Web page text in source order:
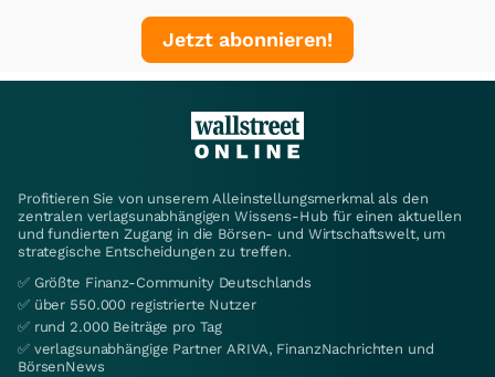
Jetzt abonnieren!
Profitieren Sie von unserem Alleinstellungsmerkmal als den
zentralen verlagsunabhängigen Wissens-Hub für einen aktuellen
und fundierten Zugang in die Börsen- und Wirtschaftswelt, um
strategische Entscheidungen zu treffen.
✅ Größte Finanz-Community Deutschlands
✅ über 550.000 registrierte Nutzer
✅ rund 2.000 Beiträge pro Tag
✅ verlagsunabhängige Partner ARIVA, FinanzNachrichten und
BörsenNews